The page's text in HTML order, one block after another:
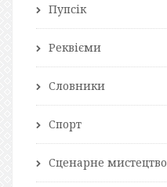
Пупсік
Реквієми
Словники
Спорт
Сценарне мистецтво